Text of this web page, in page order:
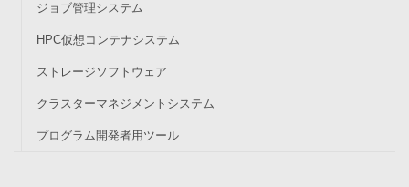
ジョブ管理システム
HPC仮想コンテナシステム
ストレージソフトウェア
クラスターマネジメントシステム
プログラム開発者用ツール